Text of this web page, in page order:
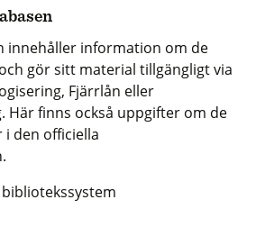
innehåller information om de
gör sitt material tillgängligt via
Fjärrlån eller
Här finns också uppgifter om de
den officiella